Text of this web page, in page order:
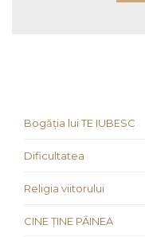
Bogăția lui TE IUBESC
Dificultatea
Religia viitorului
CINE ȚINE PÂINEA